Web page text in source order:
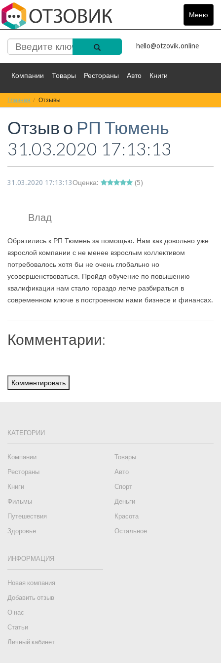
Меню
Toggle
hello@otzovik.online
Компании Товары Рестораны Авто Книги
Спорт Фильмы
Красота Здоровье Остальное
Главная Отзывы
Отзыв о РП Тюмень
31.03.2020 17:13:13
31.03.2020 17:13:13Оценка: (5)
Влад
Обратились к РП Тюмень за помощью. Нам как довольно уже
взрослой компании с не менее взрослым коллективом
потребовалось хотя бы не очень глобально но
усовершенствоваться. Пройдя обучение по повышению
квалификации нам стало гораздо легче разбираться в
современном ключе в построенном нами бизнесе и финансах.
Комментарии:
Комментировать
КАТЕГОРИИ
Компании
Товары
Рестораны
Авто
Книги
Спорт
Фильмы
Деньги
Путешествия
Красота
Здоровье
Остальное
ИНФОРМАЦИЯ
Новая компания
Добавить отзыв
О нас
Статьи
Личный кабинет